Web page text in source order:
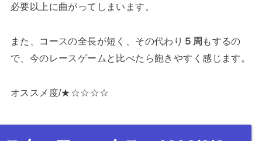
必要以上に曲がってしまいます。
また、コースの全長が短く、その代わり ５周 もするの
で、今のレースゲームと比べたら飽きやすく感じます。
オススメ度/★☆☆☆☆